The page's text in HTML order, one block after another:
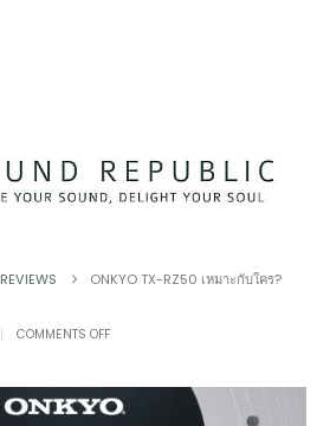
REVIEWS ONKYO TX-RZ50 เหมาะกับใคร?
COMMENTS OFFON
TX-
RZ50